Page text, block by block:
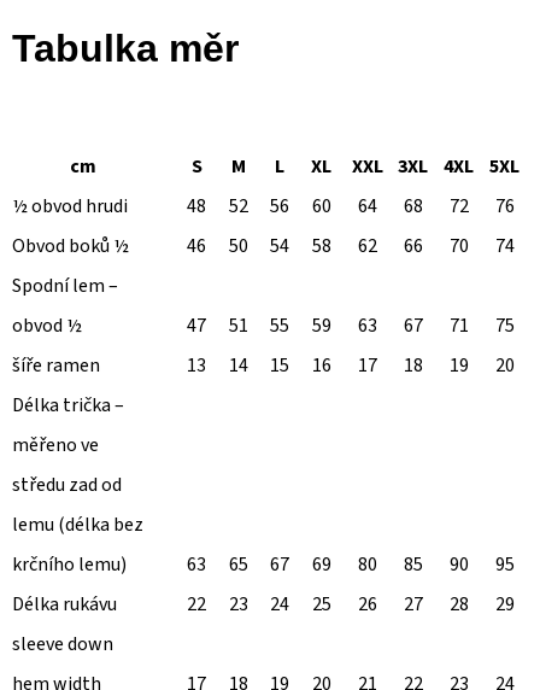
Tabulka měr
cm S M L XL XXL 3XL 4XL 5XL
½ obvod hrudi
48 52 56 60 64 68 72
76
Obvod boků ½
46 50 54 58 62 66 70
74
Spodní lem –
obvod ½
47 51 55 59 63 67 71
75
šíře ramen
13 14 15 16 17 18 19
20
Délka trička –
měřeno ve
středu zad od
lemu (délka bez
krčního lemu)
63 65 67 69 80 85 90
95
Délka rukávu
22 23 24 25 26 27 28
29
sleeve down
hem width
17 18 19 20 21 22 23 24
850
Kč
Původně:
1
090
Kč